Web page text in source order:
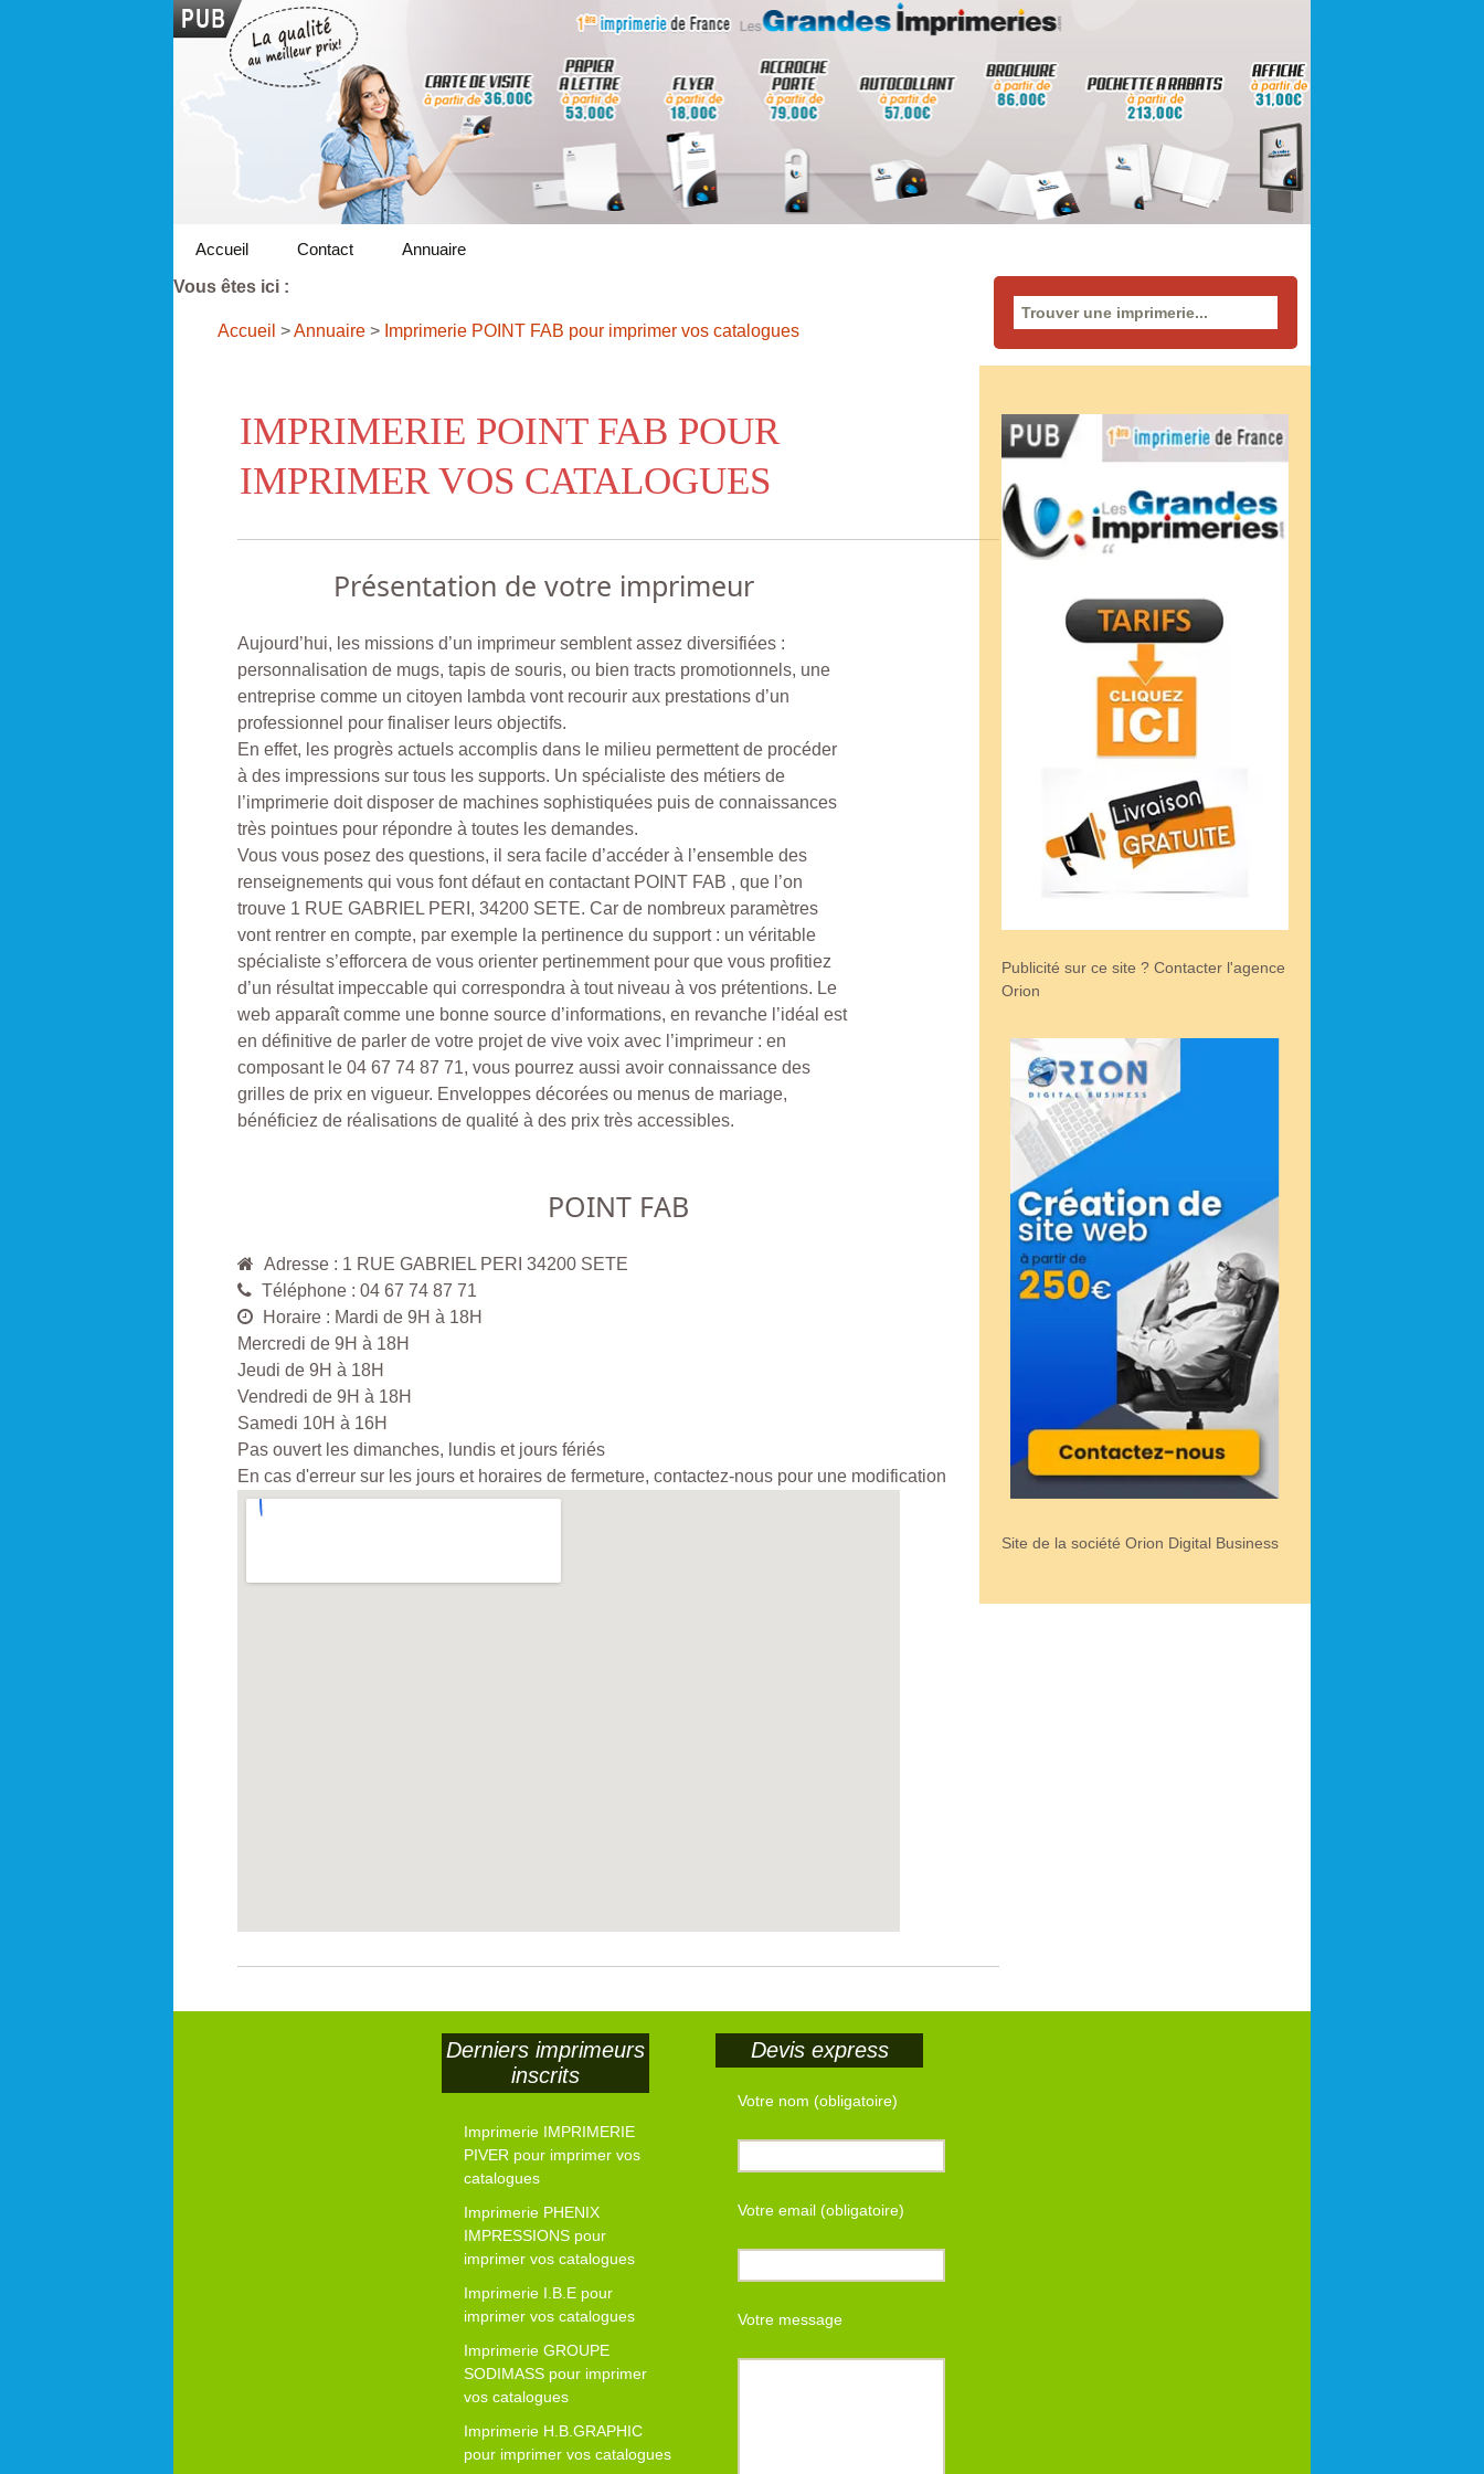
Accueil Contact
Annuaire
Vous êtes ici :
Accueil >Annuaire > Imprimerie POINT FAB pour imprimer vos catalogues
IMPRIMERIE POINT FAB POUR
IMPRIMER VOS CATALOGUES
Présentation de votre imprimeur
Aujourd’hui, les missions d’un imprimeur semblent assez diversifiées :
personnalisation de mugs, tapis de souris, ou bien tracts promotionnels, une
entreprise comme un citoyen lambda vont recourir aux prestations d’un
professionnel pour finaliser leurs objectifs.
En effet, les progrès actuels accomplis dans le milieu permettent de procéder
à des impressions sur tous les supports. Un spécialiste des métiers de
l’imprimerie doit disposer de machines sophistiquées puis de connaissances
très pointues pour répondre à toutes les demandes.
Vous vous posez des questions, il sera facile d’accéder à l’ensemble des
renseignements qui vous font défaut en contactant POINT FAB , que l’on
trouve 1 RUE GABRIEL PERI, 34200 SETE. Car de nombreux paramètres
vont rentrer en compte, par exemple la pertinence du support : un véritable
spécialiste s’efforcera de vous orienter pertinemment pour que vous profitiez
d’un résultat impeccable qui correspondra à tout niveau à vos prétentions. Le
web apparaît comme une bonne source d’informations, en revanche l’idéal est
en définitive de parler de votre projet de vive voix avec l’imprimeur : en
composant le 04 67 74 87 71, vous pourrez aussi avoir connaissance des
grilles de prix en vigueur. Enveloppes décorées ou menus de mariage,
bénéficiez de réalisations de qualité à des prix très accessibles.
POINT FAB
Adresse : 1 RUE GABRIEL PERI 34200 SETE
Téléphone : 04 67 74 87 71
Horaire : Mardi de 9H à 18H
Mercredi de 9H à 18H
Jeudi de 9H à 18H
Vendredi de 9H à 18H
Samedi 10H à 16H
Pas ouvert les dimanches, lundis et jours fériés
En cas d'erreur sur les jours et horaires de fermeture, contactez-nous pour une modification
Rechercher
Publicité sur ce site ? Contacter l'agence
Orion
Site de la société Orion Digital Business
Derniers imprimeurs
inscrits
Imprimerie IMPRIMERIE
PIVER pour imprimer vos
catalogues
Imprimerie PHENIX
IMPRESSIONS pour
imprimer vos catalogues
Imprimerie I.B.E pour
imprimer vos catalogues
Imprimerie GROUPE
SODIMASS pour imprimer
vos catalogues
Imprimerie H.B.GRAPHIC
pour imprimer vos catalogues
Devis express
Votre nom (obligatoire)
Votre email (obligatoire)
Votre message